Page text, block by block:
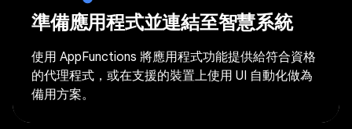
準備應用程式並連結至智慧系統
使用 AppFunctions 將應用程式功能提供給符合資格
的代理程式，或在支援的裝置上使用 UI 自動化做為
備用方案。